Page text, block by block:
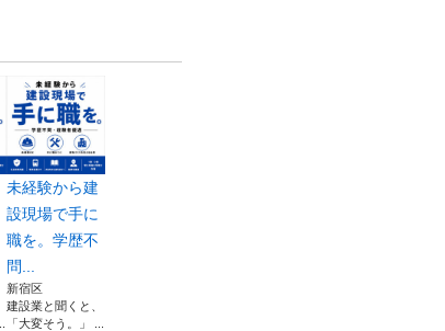
未経験から建
設現場で手に
職を。学歴不
問...
新宿区
建設業と聞くと、
「大変そう。」 ...